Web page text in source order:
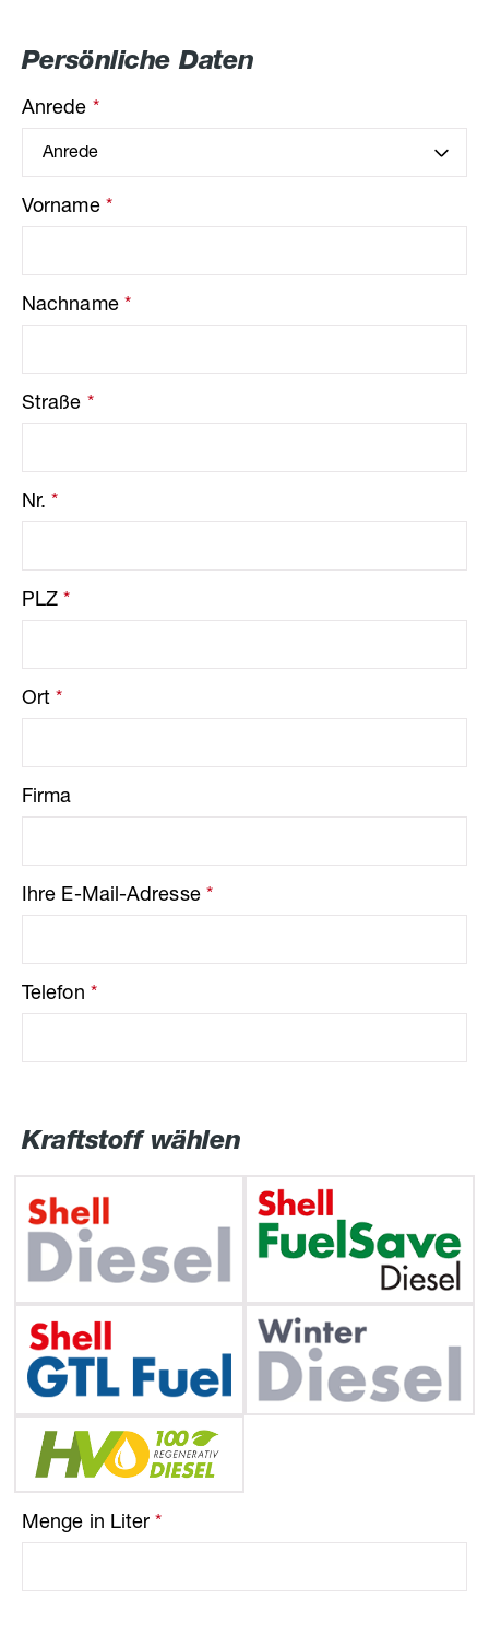
Persönliche Daten
Anrede *
Vorname *
Nachname *
Straße *
Nr.*
PLZ*
Ort*
Firma
Ihre E-Mail-Adresse *
Telefon *
Kraftstoff wählen
Menge in Liter *